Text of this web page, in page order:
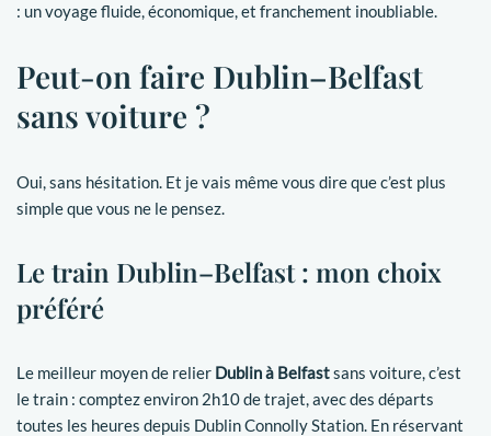
: un voyage fluide, économique, et franchement inoubliable.
Peut-on faire Dublin–Belfast
sans voiture ?
Oui, sans hésitation. Et je vais même vous dire que c’est plus
simple que vous ne le pensez.
Le train Dublin–Belfast : mon choix
préféré
Le meilleur moyen de relier Dublin à Belfastsans voiture, c’est
le train : comptez environ 2h10 de trajet, avec des départs
toutes les heures depuis Dublin Connolly Station. En réservant